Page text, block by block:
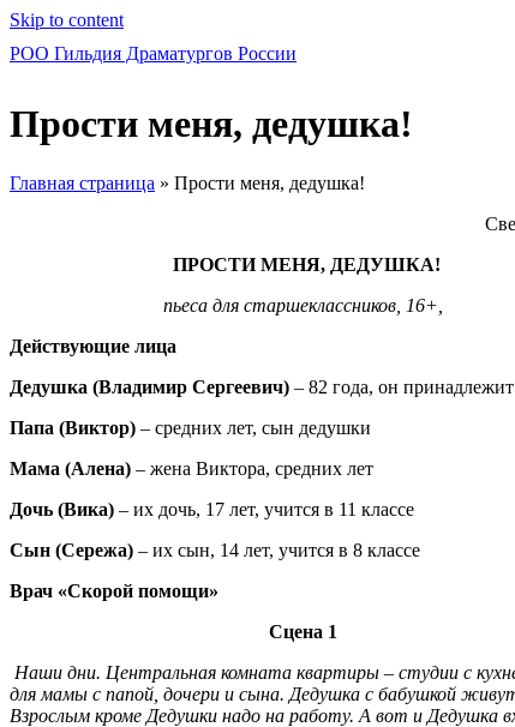
Skip to content
РОО Гильдия Драматургов России
Прости меня, дедушка!
Главная страница » Прости меня, дедушка!
ПРОСТИ МЕНЯ, ДЕДУШКА!
пьеса для старшеклассников, 16+,
Действующие лица
Дедушка (Владимир Сергеевич) – 82 года, он
Папа (Виктор) – средних лет, сын дедушки
Мама (Алена) – жена Виктора, средних лет
Дочь (Вика) – их дочь, 17 лет, учится в 11 классе
Сын (Сережа) – их сын, 14 лет, учится в 8 классе
Врач «Скорой помощи»
Сцена 1
Наши дни. Центральная комната квартиры – студии с
для мамы с папой, дочери и сына. Дедушка с бабушкой
Взрослым кроме Дедушки надо на работу. А вот и